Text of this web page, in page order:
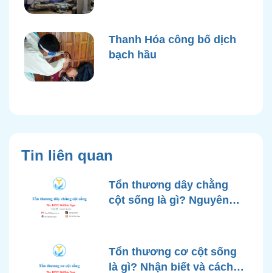
Thanh Hóa công bố dịch
bạch hầu
Tin liên quan
Tổn thương dây chằng
cột sống là gì? Nguyên
Tổn thương cơ cột sống
là gì? Nhận biết và cách